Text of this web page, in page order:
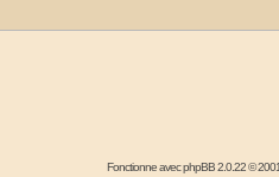
Fonctionne avecphpBB2.0.22 ©